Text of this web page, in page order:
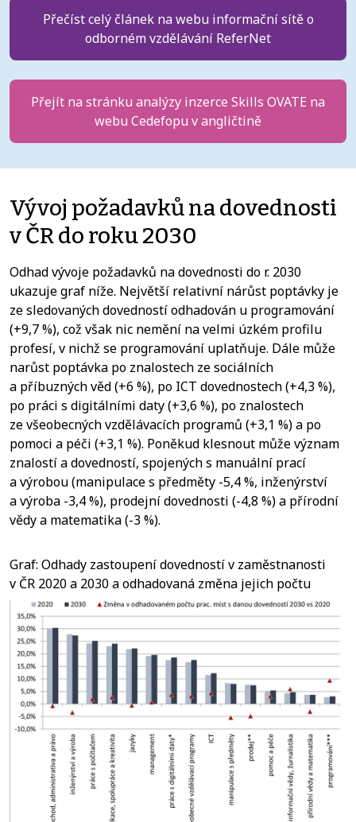
Přečíst celý článek na webu informační sítě o
odborném vzdělávání ReferNet
Přejít na stránku analýzy inzerce Skills OVATE na
webu Cedefopu v angličtině
Vývoj požadavků na dovednosti
v ČR do roku 2030
Odhad vývoje požadavků na dovednosti do r. 2030
ukazuje graf níže. Největší relativní nárůst poptávky je
ze sledovaných dovedností odhadován u programování
(+9,7 %), což však nic nemění na velmi úzkém profilu
profesí, v nichž se programování uplatňuje. Dále může
narůst poptávka po znalostech ze sociálních
a příbuzných věd (+6 %), po ICT dovednostech (+4,3 %),
po práci s digitálními daty (+3,6 %), po znalostech
ze všeobecných vzdělávacích programů (+3,1 %) a po
pomoci a péči (+3,1 %). Poněkud klesnout může význam
znalostí a dovedností, spojených s manuální prací
a výrobou (manipulace s předměty -5,4 %, inženýrství
a výroba -3,4 %), prodejní dovednosti (-4,8 %) a přírodní
vědy a matematika (-3 %).
Graf: Odhady zastoupení dovedností v zaměstnanosti
v ČR 2020 a 2030 a odhadovaná změna jejich počtu